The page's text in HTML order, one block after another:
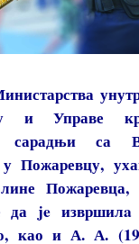
и Управе
сарадњи са
Пожаревцу,
Пожаревца,
да je извршилa
као и А. А.